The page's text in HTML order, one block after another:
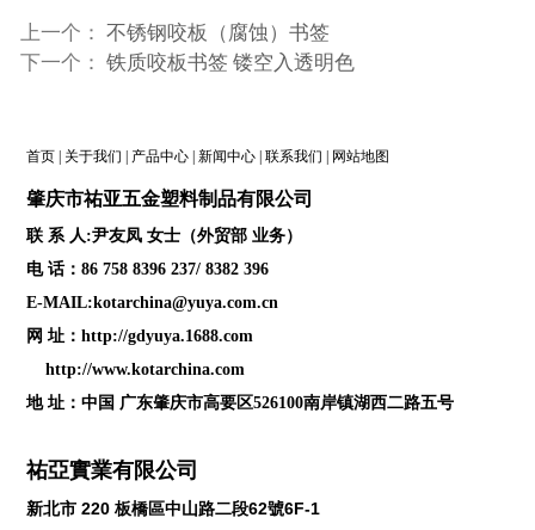
上一个： 不锈钢咬板（腐蚀）书签
下一个： 铁质咬板书签 镂空入透明色
首页| 关于我们 | 产品中心| 新闻中心| 联系我们 | 网站地图
肇庆市祐亚五金塑料制品有限公司
联 系 人:尹友凤 女士（外贸部 业务）
电 话：86 758 8396 237/ 8382 396
E-MAIL:kotarchina@yuya.com.cn
网 址： http://gdyuya.1688.com
http://www.kotarchina.com
地 址：中国 广东肇庆市高要区526100南岸镇湖西二路五号
祐亞實業有限公司
新北市220 板橋區中山路二段62號6F-1